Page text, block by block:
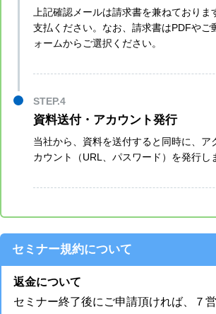
上記確認メールは請求書を兼ねておりま
支払ください。なお、請求書はPDFやご
ォームからご選択ください。
資料送付・アカウント発行
当社から、資料を送付すると同時に、ア
カウント（URL、パスワード）を発行し
セミナー規約について
返金について
セミナー終了後にご申請頂ければ、７